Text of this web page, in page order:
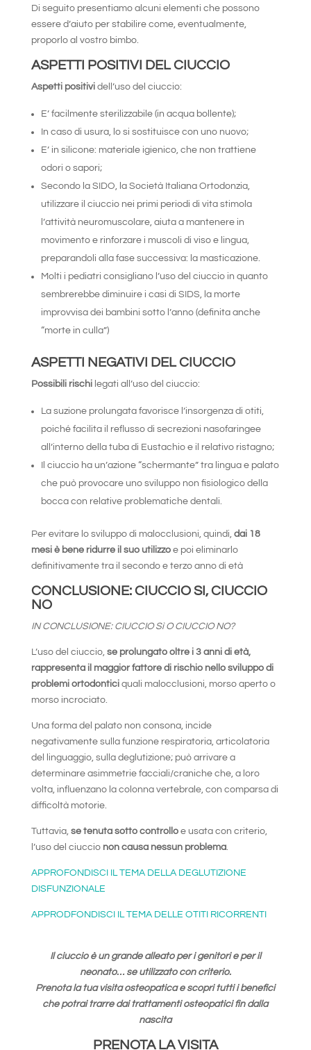
Di seguito presentiamo alcuni elementi che possono
essere d’aiuto per stabilire come, eventualmente,
proporlo al vostro bimbo.
ASPETTI POSITIVI DEL CIUCCIO
Aspetti positividell’uso del ciuccio:
E’ facilmente sterilizzabile (in acqua bollente);
In caso di usura, lo si sostituisce con uno nuovo;
E’ in silicone: materiale igienico, che non trattiene
odori o sapori;
Secondo la SIDO, la Società Italiana Ortodonzia,
utilizzare il ciuccio nei primi periodi di vita stimola
l’attività neuromuscolare, aiuta a mantenere in
movimento e rinforzare i muscoli di viso e lingua,
preparandoli alla fase successiva: la masticazione.
Molti i pediatri consigliano l’uso del ciuccio in quanto
sembrerebbe diminuire i casi di SIDS, la morte
improvvisa dei bambini sotto l’anno (definita anche
“morte in culla”)
ASPETTI NEGATIVI DEL CIUCCIO
Possibili rischilegati all’uso del ciuccio:
La suzione prolungata favorisce l’insorgenza di otiti,
poiché facilita il reflusso di secrezioni nasofaringee
all’interno della tuba di Eustachio e il relativo ristagno;
Il ciuccio ha un’azione “schermante” tra lingua e palato
che può provocare uno sviluppo non fisiologico della
bocca con relative problematiche dentali.
Per evitare lo sviluppo di malocclusioni, quindi, dai 18
mesi è bene ridurre il suo utilizzoe poi eliminarlo
definitivamente tra il secondo e terzo anno di età
CONCLUSIONE: CIUCCIO SI, CIUCCIO
NO
IN CONCLUSIONE: CIUCCIO Sì O CIUCCIO NO?
L’uso del ciuccio, se prolungato oltre i 3 anni di età,
rappresenta il maggior fattore di rischio nello sviluppo di
problemi ortodonticiquali malocclusioni, morso aperto o
morso incrociato.
Una forma del palato non consona, incide
negativamente sulla funzione respiratoria, articolatoria
del linguaggio, sulla deglutizione; può arrivare a
determinare asimmetrie facciali/craniche che, a loro
volta, influenzano la colonna vertebrale, con comparsa di
difficoltà motorie.
Tuttavia, se tenuta sotto controlloe usata con criterio,
l’uso del ciuccio non causa nessun problema.
APPROFONDISCI IL TEMA DELLA DEGLUTIZIONE
DISFUNZIONALE
APPRODFONDISCI IL TEMA DELLE OTITI RICORRENTI
Il ciuccio è un grande alleato per i genitori e per il
neonato… se utilizzato con criterio.
Prenota la tua visita osteopatica e scopri tutti i benefici
che potrai trarre dai trattamenti osteopatici fin dalla
nascita
PRENOTA LA VISITA